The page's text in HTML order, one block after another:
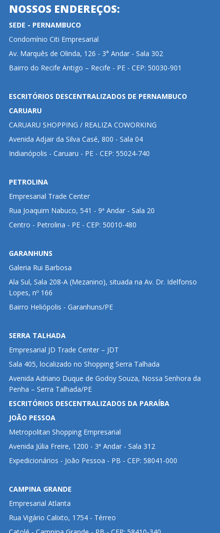
NOSSOS ENDEREÇOS:
SEDE - PERNAMBUCO
Condomínio Citi Empresarial
Av. Marquês de Olinda, 126 - 3° Andar - Sala 302
Bairro do Recife Antigo – Recife - PE - CEP: 50030-901
ESCRITÓRIOS DESCENTRALIZADOS DE PERNAMBUCO
CARUARU
CARUARU SHOPPING / REALIZA COWORKING
Avenida Adjair da Silva Casé, 800 - Sala 04
Indianópolis - Caruaru - PE - CEP: 55024-740
PETROLINA
Empresarial Trade Center
Rua Joaquim Nabuco, 541 - 9ª Andar - Sala 20
Centro - Petrolina - PE - CEP: 50010-480
GARANHUNS
Galeria Rui Barbosa
Ala Sul, Sala 208-A (Mezanino), situada na Av. Dr. Idelfonso
Lopes, nº 166
Bairro Heliópolis - Garanhuns/PE
SERRA TALHADA
Empresarial JD Trade Center – JDT
Sala 405, localizado no Shopping Serra Talhada
Avenida Adriano Duque de Godoy Souza, Nossa Senhora da
Penha – Serra Talhada/PE
ESCRITÓRIOS DESCENTRALIZADOS DA PARAÍBA
JOÃO PESSOA
Metropolitan Shopping Empresarial
Avenida Júlia Freire, 1200 - 3ª Andar - Sala 312
Expedicionários - João Pessoa - PB - CEP: 58041-000
CAMPINA GRANDE
Empresarial Atlanta
Rua Vigário Calixto, 1754 - Térreo